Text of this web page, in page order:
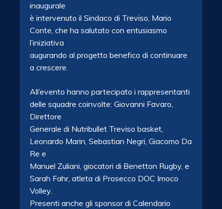
inaugurale
è intervenuto il Sindaco di Treviso, Mario
Conte, che ha salutato con entusiasmo
l’iniziativa
augurando al progetto benefico di continuare
a crescere.
All’evento hanno partecipato i rappresentanti
delle squadre coinvolte: Giovanni Favaro,
Direttore
Generale di Nutribullet Treviso basket,
Leonardo Marin, Sebastian Negri, Giacomo Da
Re e
Manuel Zuliani, giocatori di Benetton Rugby, e
Sarah Fahr, atleta di Prosecco DOC Imoco
Volley.
Presenti anche gli sponsor di Calendario